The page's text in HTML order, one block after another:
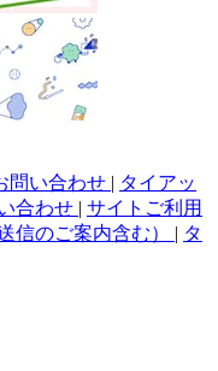
問い合わせ | タイアッ
合わせ | サイトご利用
信のご案内含む） | タ